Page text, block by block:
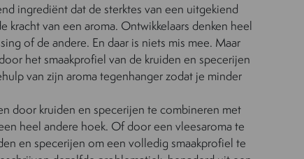
ingrediënt dat de sterktes van een uitgekiend
kracht van een aroma. Ontwikkelaars denken heel
of de andere. En daar is niets mis mee. Maar
het smaakprofiel van de kruiden en specerijen
van zijn aroma tegenhanger zodat je minder
door kruiden en specerijen te combineren met
heel andere hoek. Of door een vleesaroma te
en specerijen om een volledig smaakprofiel te